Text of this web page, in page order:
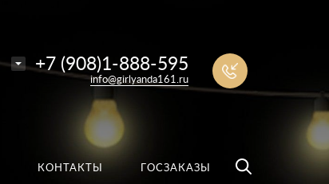
+7 (908)1-888-595
info@girlyanda161.ru
КОНТАКТЫ ГОСЗАКАЗЫ